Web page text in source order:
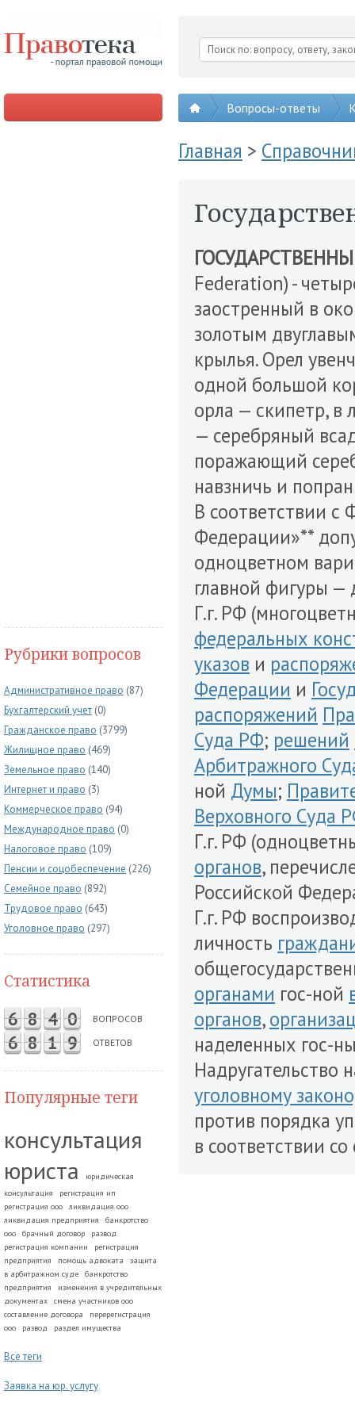
Вопросы-ответы
Рубрики вопросов
Административное право (87)
Бухгалтерский учет (0)
Гражданское право (3799)
Жилищное право (469)
Земельное право (140)
Интернет и право (3)
Коммерческое право (94)
Международное право (0)
Налоговое право (109)
Пенсии и соцобеспечение (226)
Семейное право (892)
Трудовое право (643)
Уголовное право (297)
Статистика
6 8 4 0 ВОПРОСОВ
6 8 1 9 ОТВЕТОВ
Популярные теги
консультация
юриста
юридическая
консультация
регистрация ип
регистрация ооо
ликвидация ооо
ликвидация предприятия
банкротство
ооо
брачный договор
развод.
регистрация компании
регистрация
предприятия
помощь адвоката
защита
в арбитражном суде
банкротство
предприятия
изменения в учредительных
документах
смена участников ооо
составление договора
перерегистрация
ооо
развод раздел имущества
Все теги
Заявка на юр. услугу
Главная >
Federation) -
заостренный в
золотым
крылья. Орел
одной большой
орла — скипетр, в
— серебряный
поражающий
навзничь и
В соответствии
Федерации»**
одноцветном
главной фигуры —
Г.г. РФ
федеральных
указов и
Федерации и
распоряжений
Суда РФ; решений
Арбитражного
ной Думы;
Верховного Суда
Г.г. РФ
органов,
Российской
Г.г. РФ
личность
органами гос-ной
органов,
наделенных гос-
Надругательство
уголовному
против порядка
в соответствии